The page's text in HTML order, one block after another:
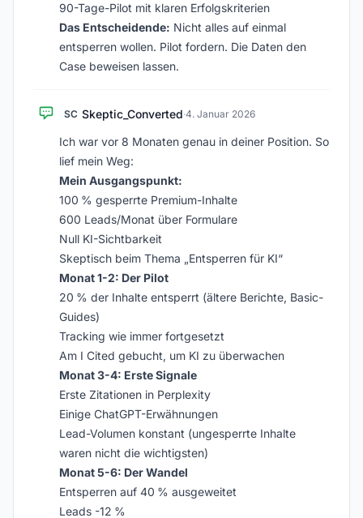
90-Tage-Pilot mit klaren Erfolgskriterien
Das Entscheidende: Nicht alles auf einmal
entsperren wollen. Pilot fordern. Die Daten den
Case beweisen lassen.
SC Skeptic_Converted·4. Januar 2026
Ich war vor 8 Monaten genau in deiner Position. So
lief mein Weg:
Mein Ausgangspunkt:
100 % gesperrte Premium-Inhalte
600 Leads/Monat über Formulare
Null KI-Sichtbarkeit
Skeptisch beim Thema „Entsperren für KI“
Monat 1-2: Der Pilot
20 % der Inhalte entsperrt (ältere Berichte, Basic-
Guides)
Tracking wie immer fortgesetzt
Am I Cited gebucht, um KI zu überwachen
Monat 3-4: Erste Signale
Erste Zitationen in Perplexity
Einige ChatGPT-Erwähnungen
Lead-Volumen konstant (ungesperrte Inhalte
waren nicht die wichtigsten)
Monat 5-6: Der Wandel
Entsperren auf 40 % ausgeweitet
Leads -12 %